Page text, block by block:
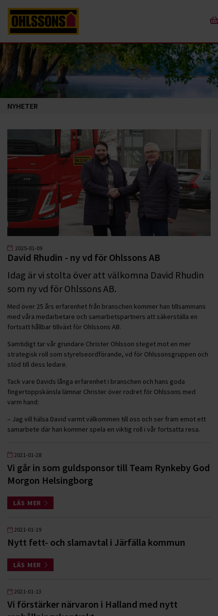
NYHETER
2025-01-09
David Rhudin - ny vd för Ohlssons AB
Idag är vi stolta över att välkomna David Rhudin
som ny vd för Ohlssons AB.
Med över 25 års erfarenhet från branschen kommer han tillsammans
med våra medarbetare och samarbetspartners att säkerställa en
fortsatt hållbar tillväxt för Ohlssons AB.
Samtidigt tar vår grundare Christer Ohlsson steget mot en mer
strategisk roll som styrelseordförande, vd för Ohlssonsgruppen och
stöd till dess ledare.
Tack vare Davids långa erfarenhet i branschen och hans goda
fingertoppskänsla lämnar Christer över rodret för Ohlssons med
varm hand:
– Jag vill hälsa David varmt välkommen till oss och ser fram emot ett
samarbete där han kommer spela en viktig roll i vår fortsatta resa.
2021-01-28
Vi går in som guldsponsor till Team Rynkeby God
Morgon Helsingborg
LÄS MER
2021-01-19
Nytt fett- och slamavtal i Järfälla kommun
LÄS MER
2021-01-13
Vi förstärker närvaron i Halland med nytt